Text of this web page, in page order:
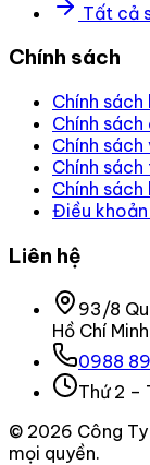
Tất cả
Chính sách
Chính sách
Chính
Chính sách
Chính
Chính
Điều khoản
Liên hệ
93/8
Hồ Chí Minh
0988
Thứ 2 –
© 2026 Công
mọi quyền.